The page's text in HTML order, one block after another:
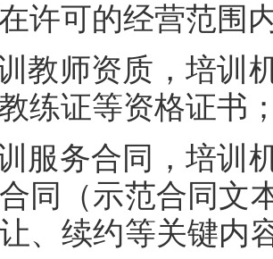
许可的经营范围
教师资质，培训
练证等资格证书
服务合同，培训
同（示范合同文
、续约等关键内